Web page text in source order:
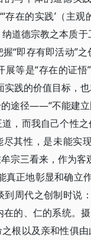
存在的实践’（主
道德宗教之本质
“即存有即活动”
等是“存在的证
践的价值目标，
途径——“不能建立
，而我自己个性
其性，是未能实
宗三看来，作为
正地彰显和确立
周代之创制时说
的、仁的系统。
根以及亲和性俱